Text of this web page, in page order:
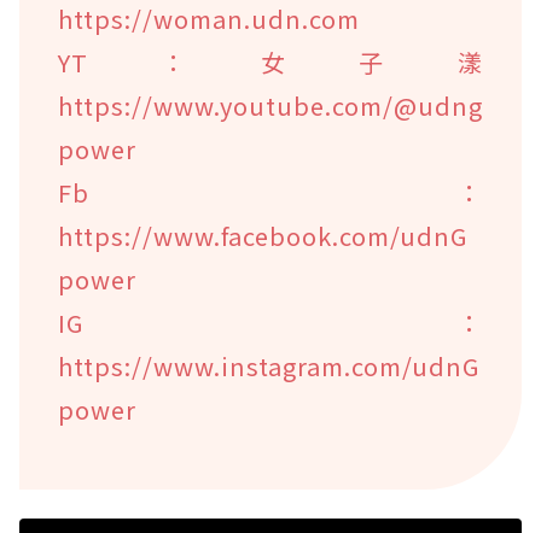
https://woman.udn.com
YT：女子漾
https://www.youtube.com/@udng
power
Fb：
https://www.facebook.com/udnG
power
IG：
https://www.instagram.com/udnG
power